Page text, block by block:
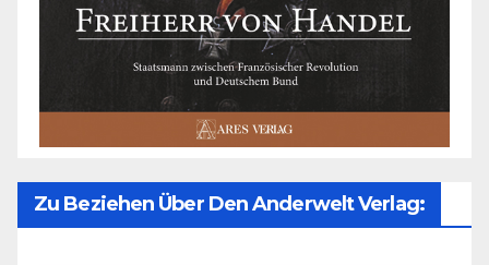
Zu Beziehen Über Den Anderwelt Verlag: